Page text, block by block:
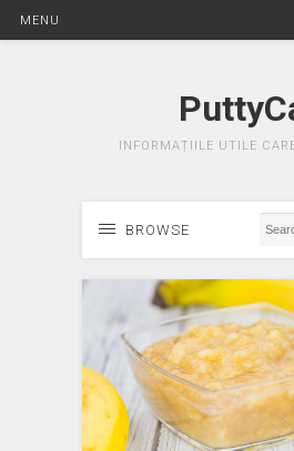
MENU
INFORMAȚIILE UTILE
BROWSE